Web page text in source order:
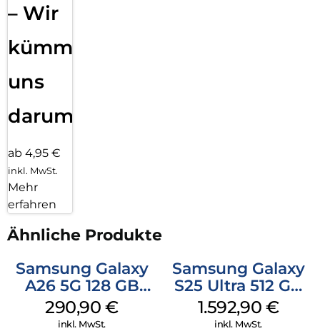
– Wir
kümmern
uns
darum!
ab 4,95 €
inkl. MwSt.
Mehr
erfahren
Ähnliche Produkte
Samsung Galaxy
A26 5G 128 GB
White
290,90€
inkl. MwSt.
Samsung Galaxy
S25 Ultra 512 GB
Titanium
Silverblue
1.592,90 €
inkl. MwSt.